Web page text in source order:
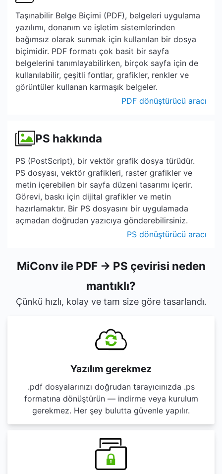
Taşınabilir Belge Biçimi (PDF), belgeleri uygulama
yazılımı, donanım ve işletim sistemlerinden
bağımsız olarak sunmak için kullanılan bir dosya
biçimidir. PDF formatı çok basit bir sayfa
belgelerini tanımlayabilirken, birçok sayfa için de
kullanılabilir, çeşitli fontlar, grafikler, renkler ve
görüntüler kullanan karmaşık belgeler.
PDF dönüştürücü aracı
PS hakkında
PS (PostScript), bir vektör grafik dosya türüdür.
PS dosyası, vektör grafikleri, raster grafikler ve
metin içerebilen bir sayfa düzeni tasarımı içerir.
Görevi, baskı için dijital grafikler ve metin
hazırlamaktır. Bir PS dosyasını bir uygulamada
açmadan doğrudan yazıcıya gönderebilirsiniz.
PS dönüştürücü aracı
MiConv ile PDF → PS çevirisi neden
mantıklı?
Çünkü hızlı, kolay ve tam size göre tasarlandı.
Yazılım gerekmez
.pdf dosyalarınızı doğrudan tarayıcınızda .ps
formatına dönüştürün — indirme veya kurulum
gerekmez. Her şey bulutta güvenle yapılır.